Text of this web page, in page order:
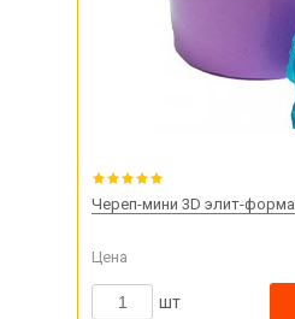
Череп-мини 3D элит-форма
Цена
шт